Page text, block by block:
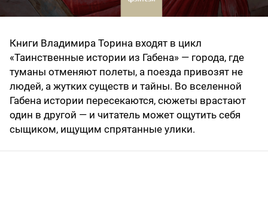
Книги Владимира Торина входят в цикл
«Таинственные истории из Габена» — города, где
туманы отменяют полеты, а поезда привозят не
людей, а жутких существ и тайны. Во вселенной
Габена истории пересекаются, сюжеты врастают
один в другой — и читатель может ощутить себя
сыщиком, ищущим спрятанные улики.